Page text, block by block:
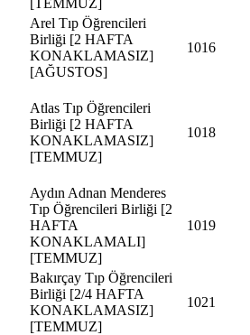
[TEMMUZ]
Arel Tıp Öğrencileri
Birliği [2 HAFTA
KONAKLAMASIZ]
[AĞUSTOS]
1016
Atlas Tıp Öğrencileri
Birliği [2 HAFTA
KONAKLAMASIZ]
[TEMMUZ]
1018
Aydın Adnan Menderes
Tıp Öğrencileri Birliği [2
HAFTA
KONAKLAMALI]
[TEMMUZ]
1019
Bakırçay Tıp Öğrencileri
Birliği [2/4 HAFTA
KONAKLAMASIZ]
[TEMMUZ]
1021